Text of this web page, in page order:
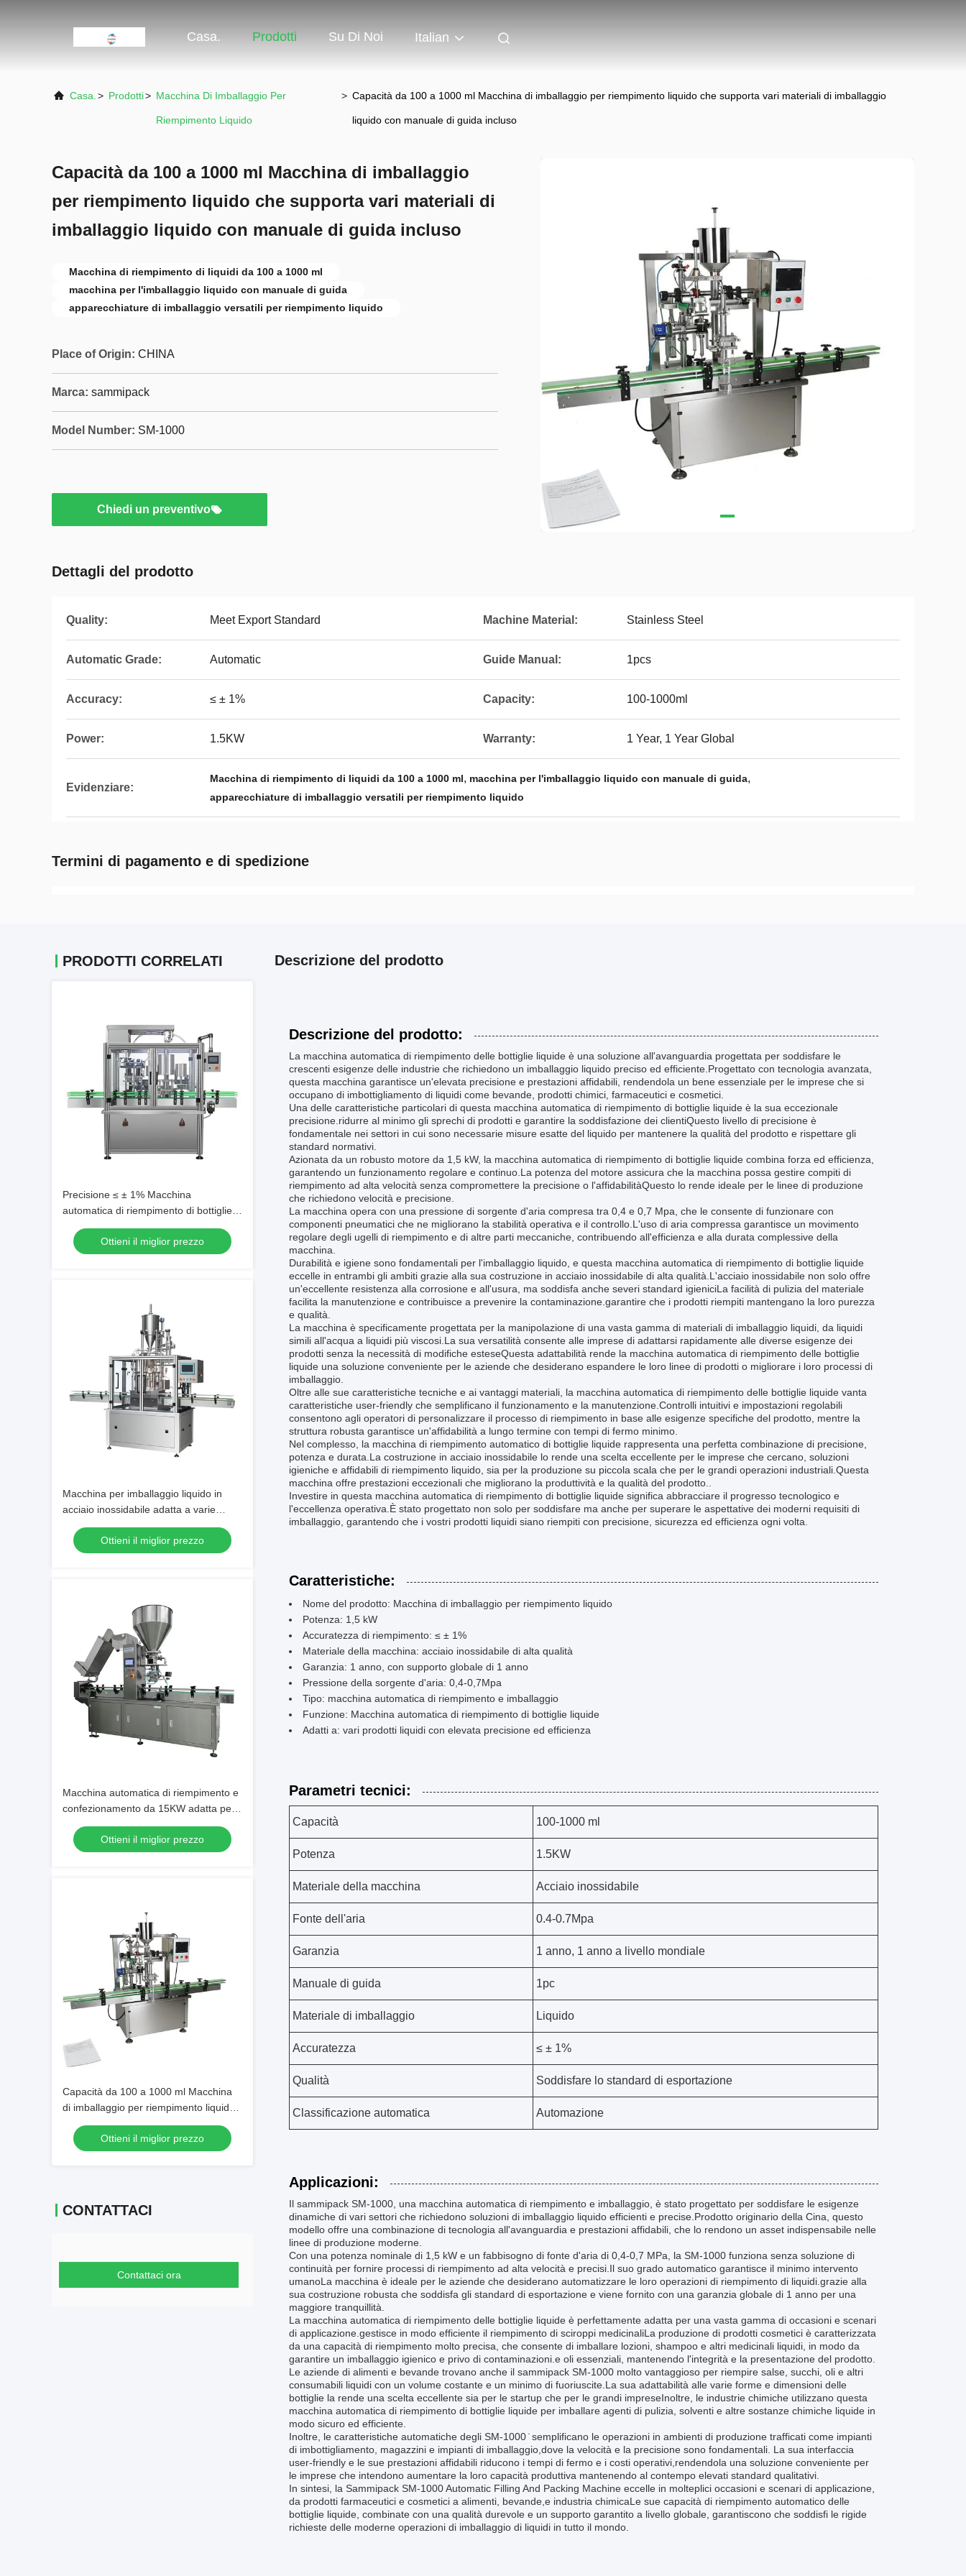
Casa. Prodotti Su Di Noi Italian
Casa. > Prodotti> Macchina Di Imballaggio Per
Riempimento Liquido
> Capacità da 100 a 1000 ml Macchina di imballaggio per riempimento liquido che supporta vari materiali di imballaggio
liquido con manuale di guida incluso
Capacità da 100 a 1000 ml Macchina di imballaggio
per riempimento liquido che supporta vari materiali di
imballaggio liquido con manuale di guida incluso
Macchina di riempimento di liquidi da 100 a 1000 ml
macchina per l'imballaggio liquido con manuale di guida
apparecchiature di imballaggio versatili per riempimento liquido
Place of Origin: CHINA
Marca: sammipack
Model Number: SM-1000
Chiedi un preventivo
Dettagli del prodotto
Quality: Meet Export Standard Machine Material: Stainless Steel
Automatic Grade: Automatic Guide Manual: 1pcs
Accuracy: ≤ ± 1% Capacity: 100-1000ml
Power: 1.5KW Warranty: 1 Year, 1 Year Global
Evidenziare:
Macchina di riempimento di liquidi da 100 a 1000 ml, macchina per l'imballaggio liquido con manuale di guida,
apparecchiature di imballaggio versatili per riempimento liquido
Termini di pagamento e di spedizione
PRODOTTI CORRELATI
Precisione ≤ ± 1% Macchina
automatica di riempimento di bottiglie
liquide 1.5KW Fornisce un controllo
preciso del riempimento e un minimo di
rifiuti di prodotto
Ottieni il miglior prezzo
Macchina per imballaggio liquido in
acciaio inossidabile adatta a varie
applicazioni di imballaggio liquido e
soluzione di riempimento
Ottieni il miglior prezzo
Macchina automatica di riempimento e
confezionamento da 15KW adatta per
applicazioni di imballaggio industriale
con controllo e funzionamento precisi
Ottieni il miglior prezzo
Capacità da 100 a 1000 ml Macchina
di imballaggio per riempimento liquido
che supporta vari materiali di
imballaggio liquido con manuale di
guida incluso
Ottieni il miglior prezzo
CONTATTACI
Contattaci ora
Descrizione del prodotto
Descrizione del prodotto:
La macchina automatica di riempimento delle bottiglie liquide è una soluzione all'avanguardia progettata per soddisfare le
crescenti esigenze delle industrie che richiedono un imballaggio liquido preciso ed efficiente.Progettato con tecnologia avanzata,
questa macchina garantisce un'elevata precisione e prestazioni affidabili, rendendola un bene essenziale per le imprese che si
occupano di imbottigliamento di liquidi come bevande, prodotti chimici, farmaceutici e cosmetici.
Una delle caratteristiche particolari di questa macchina automatica di riempimento di bottiglie liquide è la sua eccezionale
precisione.ridurre al minimo gli sprechi di prodotti e garantire la soddisfazione dei clientiQuesto livello di precisione è
fondamentale nei settori in cui sono necessarie misure esatte del liquido per mantenere la qualità del prodotto e rispettare gli
standard normativi.
Azionata da un robusto motore da 1,5 kW, la macchina automatica di riempimento di bottiglie liquide combina forza ed efficienza,
garantendo un funzionamento regolare e continuo.La potenza del motore assicura che la macchina possa gestire compiti di
riempimento ad alta velocità senza compromettere la precisione o l'affidabilitàQuesto lo rende ideale per le linee di produzione
che richiedono velocità e precisione.
La macchina opera con una pressione di sorgente d'aria compresa tra 0,4 e 0,7 Mpa, che le consente di funzionare con
componenti pneumatici che ne migliorano la stabilità operativa e il controllo.L'uso di aria compressa garantisce un movimento
regolare degli ugelli di riempimento e di altre parti meccaniche, contribuendo all'efficienza e alla durata complessive della
macchina.
Durabilità e igiene sono fondamentali per l'imballaggio liquido, e questa macchina automatica di riempimento di bottiglie liquide
eccelle in entrambi gli ambiti grazie alla sua costruzione in acciaio inossidabile di alta qualità.L'acciaio inossidabile non solo offre
un'eccellente resistenza alla corrosione e all'usura, ma soddisfa anche severi standard igieniciLa facilità di pulizia del materiale
facilita la manutenzione e contribuisce a prevenire la contaminazione.garantire che i prodotti riempiti mantengano la loro purezza
e qualità.
La macchina è specificamente progettata per la manipolazione di una vasta gamma di materiali di imballaggio liquidi, da liquidi
simili all'acqua a liquidi più viscosi.La sua versatilità consente alle imprese di adattarsi rapidamente alle diverse esigenze dei
prodotti senza la necessità di modifiche esteseQuesta adattabilità rende la macchina automatica di riempimento delle bottiglie
liquide una soluzione conveniente per le aziende che desiderano espandere le loro linee di prodotti o migliorare i loro processi di
imballaggio.
Oltre alle sue caratteristiche tecniche e ai vantaggi materiali, la macchina automatica di riempimento delle bottiglie liquide vanta
caratteristiche user-friendly che semplificano il funzionamento e la manutenzione.Controlli intuitivi e impostazioni regolabili
consentono agli operatori di personalizzare il processo di riempimento in base alle esigenze specifiche del prodotto, mentre la
struttura robusta garantisce un'affidabilità a lungo termine con tempi di fermo minimo.
Nel complesso, la macchina di riempimento automatico di bottiglie liquide rappresenta una perfetta combinazione di precisione,
potenza e durata.La costruzione in acciaio inossidabile lo rende una scelta eccellente per le imprese che cercano, soluzioni
igieniche e affidabili di riempimento liquido, sia per la produzione su piccola scala che per le grandi operazioni industriali.Questa
macchina offre prestazioni eccezionali che migliorano la produttività e la qualità del prodotto..
Investire in questa macchina automatica di riempimento di bottiglie liquide significa abbracciare il progresso tecnologico e
l'eccellenza operativa.È stato progettato non solo per soddisfare ma anche per superare le aspettative dei moderni requisiti di
imballaggio, garantendo che i vostri prodotti liquidi siano riempiti con precisione, sicurezza ed efficienza ogni volta.
Caratteristiche:
Nome del prodotto: Macchina di imballaggio per riempimento liquido
Potenza: 1,5 kW
Accuratezza di riempimento: ≤ ± 1%
Materiale della macchina: acciaio inossidabile di alta qualità
Garanzia: 1 anno, con supporto globale di 1 anno
Pressione della sorgente d'aria: 0,4-0,7Mpa
Tipo: macchina automatica di riempimento e imballaggio
Funzione: Macchina automatica di riempimento di bottiglie liquide
Adatti a: vari prodotti liquidi con elevata precisione ed efficienza
Parametri tecnici:
Capacità 100-1000 ml
Potenza 1.5KW
Materiale della macchina Acciaio inossidabile
Fonte dell'aria 0.4-0.7Mpa
Garanzia 1 anno, 1 anno a livello mondiale
Manuale di guida 1pc
Materiale di imballaggio Liquido
Accuratezza ≤ ± 1%
Qualità Soddisfare lo standard di esportazione
Classificazione automatica Automazione
Applicazioni:
Il sammipack SM-1000, una macchina automatica di riempimento e imballaggio, è stato progettato per soddisfare le esigenze
dinamiche di vari settori che richiedono soluzioni di imballaggio liquido efficienti e precise.Prodotto originario della Cina, questo
modello offre una combinazione di tecnologia all'avanguardia e prestazioni affidabili, che lo rendono un asset indispensabile nelle
linee di produzione moderne.
Con una potenza nominale di 1,5 kW e un fabbisogno di fonte d'aria di 0,4-0,7 MPa, la SM-1000 funziona senza soluzione di
continuità per fornire processi di riempimento ad alta velocità e precisi.Il suo grado automatico garantisce il minimo intervento
umanoLa macchina è ideale per le aziende che desiderano automatizzare le loro operazioni di riempimento di liquidi.grazie alla
sua costruzione robusta che soddisfa gli standard di esportazione e viene fornito con una garanzia globale di 1 anno per una
maggiore tranquillità.
La macchina automatica di riempimento delle bottiglie liquide è perfettamente adatta per una vasta gamma di occasioni e scenari
di applicazione.gestisce in modo efficiente il riempimento di sciroppi medicinaliLa produzione di prodotti cosmetici è caratterizzata
da una capacità di riempimento molto precisa, che consente di imballare lozioni, shampoo e altri medicinali liquidi, in modo da
garantire un imballaggio igienico e privo di contaminazioni.e oli essenziali, mantenendo l'integrità e la presentazione del prodotto.
Le aziende di alimenti e bevande trovano anche il sammipack SM-1000 molto vantaggioso per riempire salse, succhi, oli e altri
consumabili liquidi con un volume costante e un minimo di fuoriuscite.La sua adattabilità alle varie forme e dimensioni delle
bottiglie la rende una scelta eccellente sia per le startup che per le grandi impreseInoltre, le industrie chimiche utilizzano questa
macchina automatica di riempimento di bottiglie liquide per imballare agenti di pulizia, solventi e altre sostanze chimiche liquide in
modo sicuro ed efficiente.
Inoltre, le caratteristiche automatiche degli SM-1000 ̇ semplificano le operazioni in ambienti di produzione trafficati come impianti
di imbottigliamento, magazzini e impianti di imballaggio,dove la velocità e la precisione sono fondamentali. La sua interfaccia
user-friendly e le sue prestazioni affidabili riducono i tempi di fermo e i costi operativi,rendendola una soluzione conveniente per
le imprese che intendono aumentare la loro capacità produttiva mantenendo al contempo elevati standard qualitativi.
In sintesi, la Sammipack SM-1000 Automatic Filling And Packing Machine eccelle in molteplici occasioni e scenari di applicazione,
da prodotti farmaceutici e cosmetici a alimenti, bevande,e industria chimicaLe sue capacità di riempimento automatico delle
bottiglie liquide, combinate con una qualità durevole e un supporto garantito a livello globale, garantiscono che soddisfi le rigide
richieste delle moderne operazioni di imballaggio di liquidi in tutto il mondo.